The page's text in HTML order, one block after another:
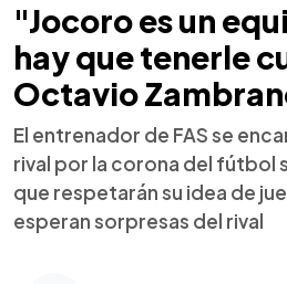
"Jocoro es un
hay que tenerle
Octavio
El entrenador de FAS se
rival por la corona del fútbol
que respetarán su idea de
esperan sorpresas del rival